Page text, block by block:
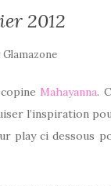
2012
Glamazone
copineMahayanna.
l’inspiration
play ci dessous